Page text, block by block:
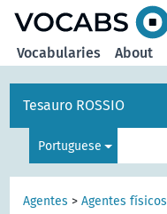
Vocabularies About
Tesauro ROSSIO
Portuguese
Agentes >Agentes físicos